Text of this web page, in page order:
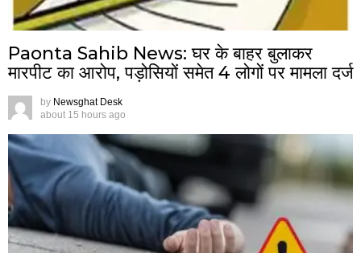
Paonta Sahib News: घर के बाहर बुलाकर
मारपीट का आरोप, पड़ोसियों समेत 4 लोगों पर मामला दर्ज
by Newsghat Desk
about 15 hours ago